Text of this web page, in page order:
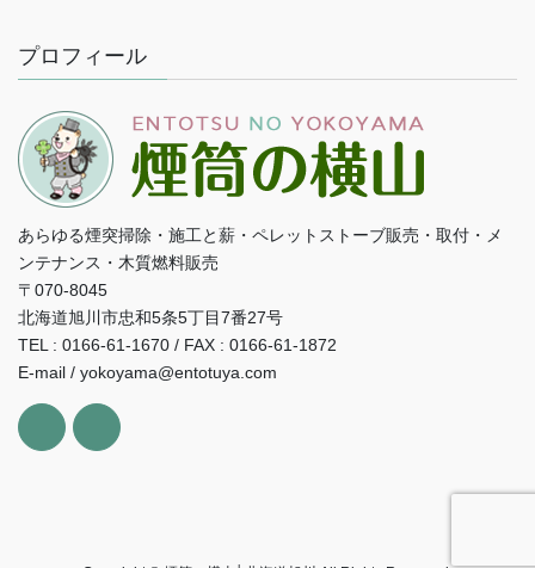
プロフィール
あらゆる煙突掃除・施工と薪・ペレットストーブ販売・取付・メ
ンテナンス・木質燃料販売
〒070-8045
北海道旭川市忠和5条5丁目7番27号
TEL : 0166-61-1670 / FAX : 0166-61-1872
E-mail / yokoyama@entotuya.com